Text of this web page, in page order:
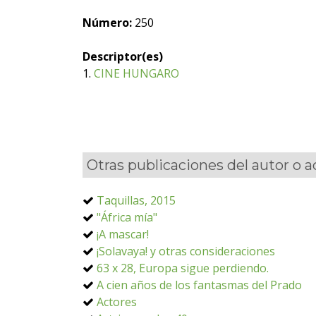
Número: 250
Descriptor(es)
1. CINE HUNGARO
Otras publicaciones del autor o
Taquillas, 2015
"África mía"
¡A mascar!
¡Solavaya! y otras consideraciones
63 x 28, Europa sigue perdiendo.
A cien años de los fantasmas del Prado
Actores